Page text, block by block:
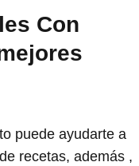
Con
puede ayudarte a
recetas, además ,